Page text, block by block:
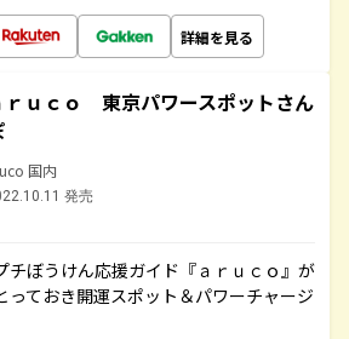
詳細を見る
ｒｕｃｏ 東京パワースポットさん
国内
発売
チぼうけん応援ガイド『ａｒｕｃｏ』が
っておき開運スポット＆パワーチャージ